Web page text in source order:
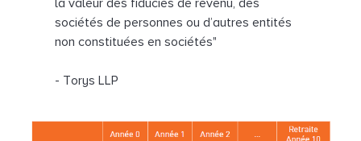
la valeur des fiducies de revenu, des
sociétés de personnes ou d’autres entités
non constituées en sociétés"
- Torys LLP